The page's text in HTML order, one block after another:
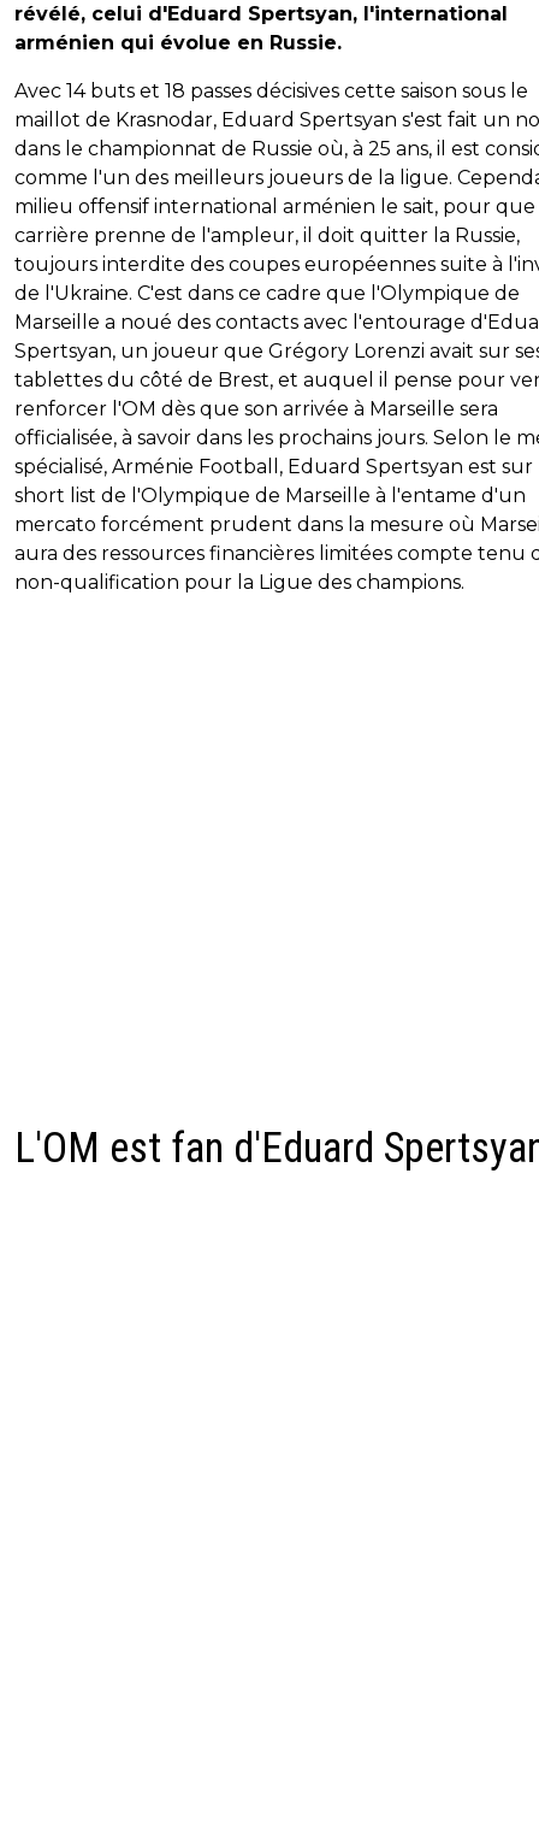
révélé, celui d'Eduard Spertsyan, l'international
arménien qui évolue en Russie.
Avec 14 buts et 18 passes décisives cette saison sous le
maillot de Krasnodar, Eduard Spertsyan s'est fait un
dans le championnat de Russie où, à 25 ans, il est
comme l'un des meilleurs joueurs de la ligue.
milieu offensif international arménien le sait, pour que
carrière prenne de l'ampleur, il doit quitter la Russie,
toujours interdite des coupes européennes suite à
de l'Ukraine. C'est dans ce cadre que l'Olympique de
Marseille a noué des contacts avec l'entourage
Spertsyan, un joueur que Grégory Lorenzi avait sur
tablettes du côté de Brest, et auquel il pense pour
renforcer l'OM dès que son arrivée à Marseille sera
officialisée, à savoir dans les prochains jours. Selon le
spécialisé, Arménie Football, Eduard Spertsyan est sur
short list de l'Olympique de Marseille à l'entame d'un
mercato forcément prudent dans la mesure où
aura des ressources financières limitées compte tenu
non-qualification pour la Ligue des champions.
L'OM est fan d'Eduard